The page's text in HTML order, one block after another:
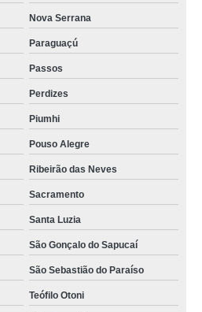
Nova Serrana
Paraguaçú
Passos
Perdizes
Piumhi
Pouso Alegre
Ribeirão das Neves
Sacramento
Santa Luzia
São Gonçalo do Sapucaí
São Sebastião do Paraíso
Teófilo Otoni